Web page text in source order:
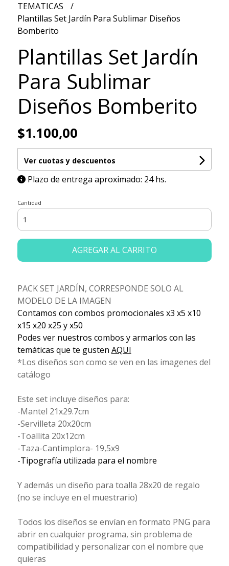
TEMATICAS
Plantillas Set Jardín Para Sublimar Diseños
Bomberito
Plantillas Set Jardín
Para Sublimar
Diseños Bomberito
$1.100,00
Ver cuotas y descuentos
Plazo de entrega aproximado: 24 hs.
Cantidad
AGREGAR AL CARRITO
PACK SET JARDÍN, CORRESPONDE SOLO AL
MODELO DE LA IMAGEN
Contamos con combos promocionales x3 x5 x10
x15 x20 x25 y x50
Podes ver nuestros combos y armarlos con las
temáticas que te gusten AQUI
*Los diseños son como se ven en las imagenes del
catálogo
Este set incluye diseños para:
-Mantel 21x29.7cm
-Servilleta 20x20cm
-Toallita 20x12cm
-Taza-Cantimplora- 19,5x9
-Tipografía utilizada para el nombre
Y además un diseño para toalla 28x20 de regalo
(no se incluye en el muestrario)
Todos los diseños se envían en formato PNG para
abrir en cualquier programa, sin problema de
compatibilidad y personalizar con el nombre que
quieras